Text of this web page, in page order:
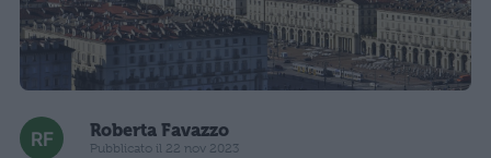
Roberta Favazzo
Pubblicato il 22 nov 2023